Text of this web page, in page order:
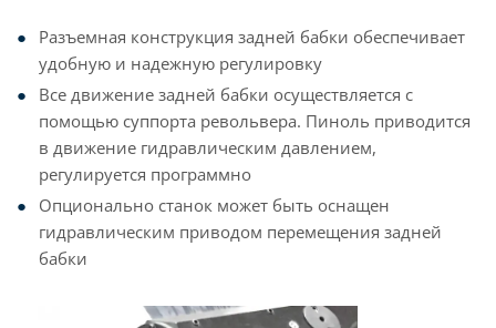
Разъемная конструкция задней бабки обеспечивает
удобную и надежную регулировку
Все движение задней бабки осуществляется с
помощью суппорта револьвера. Пиноль приводится
в движение гидравлическим давлением,
регулируется программно
Опционально станок может быть оснащен
гидравлическим приводом перемещения задней
бабки